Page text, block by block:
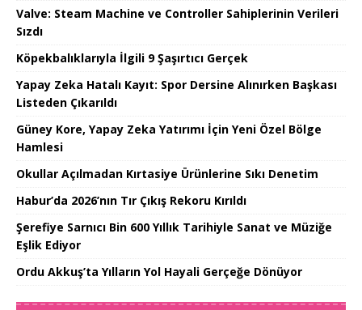
Valve: Steam Machine ve Controller Sahiplerinin Verileri
Sızdı
Köpekbalıklarıyla İlgili 9 Şaşırtıcı Gerçek
Yapay Zeka Hatalı Kayıt: Spor Dersine Alınırken Başkası
Listeden Çıkarıldı
Güney Kore, Yapay Zeka Yatırımı İçin Yeni Özel Bölge
Hamlesi
Okullar Açılmadan Kırtasiye Ürünlerine Sıkı Denetim
Habur’da 2026’nın Tır Çıkış Rekoru Kırıldı
Şerefiye Sarnıcı Bin 600 Yıllık Tarihiyle Sanat ve Müziğe
Eşlik Ediyor
Ordu Akkuş’ta Yılların Yol Hayali Gerçeğe Dönüyor